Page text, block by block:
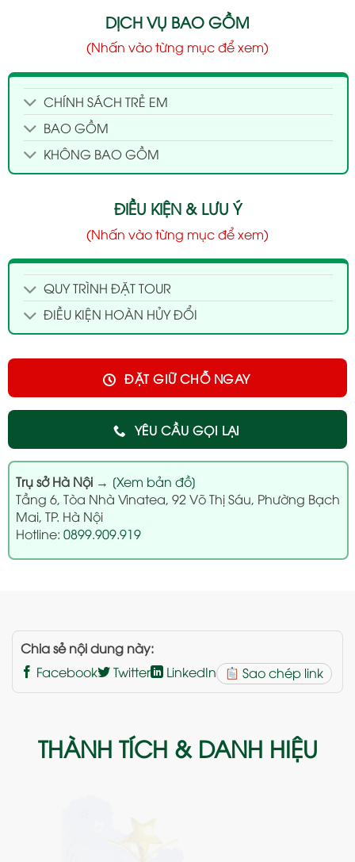
DỊCH VỤ BAO GỒM
(Nhấn vào từng mục để xem)
CHÍNH SÁCH TRẺ EM
BAO GỒM
KHÔNG BAO GỒM
ĐIỀU KIỆN & LƯU Ý
(Nhấn vào từng mục để xem)
QUY TRÌNH ĐẶT TOUR
ĐIỀU KIỆN HOÀN HỦY ĐỔI
YÊU CẦU GỌI LẠI
ĐẶT GIỮ CHỖ NGAY
Trụ sở Hà Nội→ [Xem bản đồ]
Tầng 6, Tòa Nhà Vinatea, 92 Võ Thị Sáu, Phường Bạch
Mai, TP. Hà Nội
Hotline: 0899.909.919
Chia sẻ nội dung này:
Facebook
Twitter LinkedIn Sao chép link
THÀNH TÍCH & DANH HIỆU